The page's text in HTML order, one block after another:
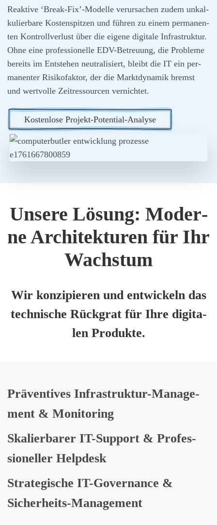
Reak­ti­ve ‘Break-Fix’-Modelle ver­ur­sa­chen zudem unkal­
ku­lier­ba­re Kos­ten­spit­zen und füh­ren zu einem per­ma­nen­
ten Kon­troll­ver­lust über die eige­ne digi­ta­le Infra­struk­tur.
Ohne eine pro­fes­sio­nel­le EDV-Betreu­ung, die Pro­ble­me
bereits im Ent­ste­hen neu­tra­li­siert, bleibt die IT ein per­
ma­nen­ter Risi­ko­fak­tor, der die Markt­dy­na­mik bremst
und wert­vol­le Zeit­res­sour­cen ver­nich­tet.
Kos­ten­lo­se Pro­jekt-Poten­ti­al-Ana­ly­se
Unse­re Lösung: Moder­
ne Archi­tek­tu­ren für Ihr
Wachs­tum
Wir kon­zi­pie­ren und ent­wi­ckeln das
tech­ni­sche Rück­grat für Ihre digi­ta­
len Pro­duk­te.
Prä­ven­ti­ves Infra­struk­tur-Manage­
ment & Moni­to­ring
Ska­lier­ba­rer IT-Sup­port & Pro­fes­
sio­nel­ler Help­desk
Stra­te­gi­sche IT-Gover­nan­ce &
Sicher­heits-Manage­ment